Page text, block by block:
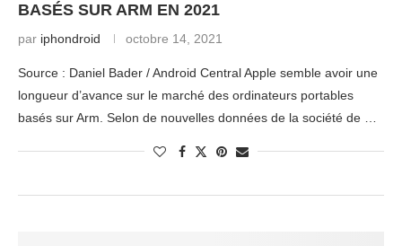
BASÉS SUR ARM EN 2021
par iphondroid octobre 14, 2021
Source : Daniel Bader / Android Central Apple semble avoir une
longueur d’avance sur le marché des ordinateurs portables
basés sur Arm. Selon de nouvelles données de la société de …